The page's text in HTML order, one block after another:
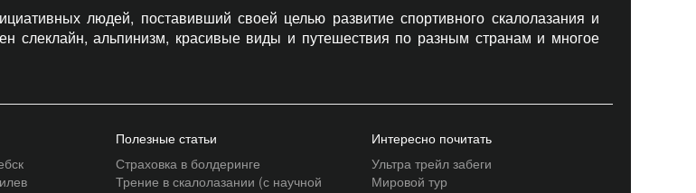
людей, поставивший своей целью развитие спортивного скалолазания и
слеклайн, альпинизм, красивые виды и путешествия по разным странам и многое
Полезные статьи
Страховка в болдеринге
Трение в скалолазании (с научной
Интересно почитать
Ультра трейл забеги
Мировой тур